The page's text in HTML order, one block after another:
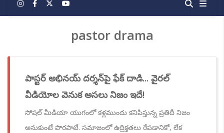
pastor drama
పాస్టర్ అభినయ్ దర్శన్‌పై ఫేక్ దాడి... వైరల్
వీడియోల వెనుక అసలు నిజం ఇదే!
సోషల్ మీడియా యుగంలో కళ్లముందు కనిపిస్తున్న ప్రతిదీ నిజం
అనుకుంటే పొరపాటే. సమాజంలో ఉద్రిక్తతలు రేపడానికో, లేక